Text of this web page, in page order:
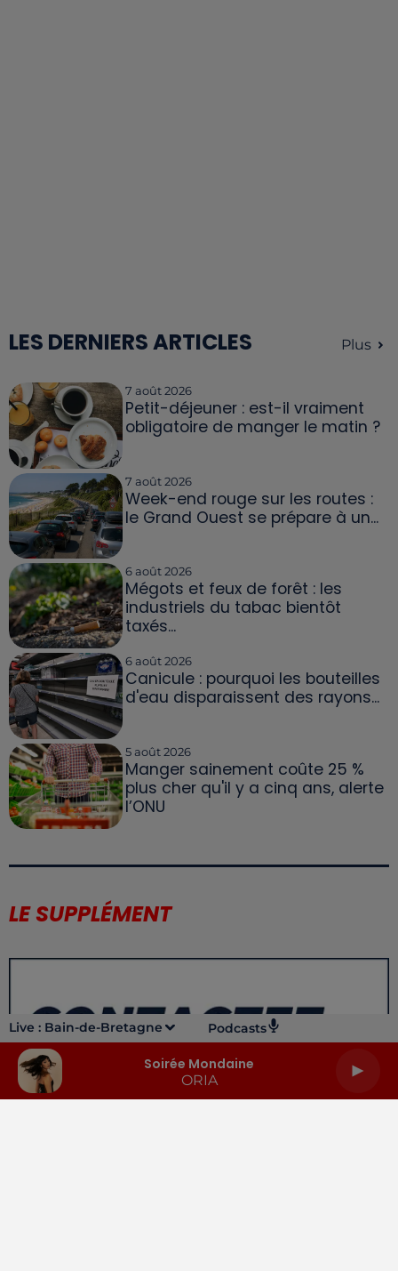
Live : Bain-de-Bretagne Podcasts
Soirée Mondaine
ORIA
LES DERNIERS ARTICLES Plus
7 août 2026
Petit-déjeuner : est-il vraiment
obligatoire de manger le matin ?
7 août 2026
Week-end rouge sur les routes :
le Grand Ouest se prépare à un...
6 août 2026
Mégots et feux de forêt : les
industriels du tabac bientôt
taxés...
6 août 2026
Canicule : pourquoi les bouteilles
d'eau disparaissent des rayons...
5 août 2026
Manger sainement coûte 25 %
plus cher qu'il y a cinq ans, alerte
l’ONU
LE SUPPLÉMENT